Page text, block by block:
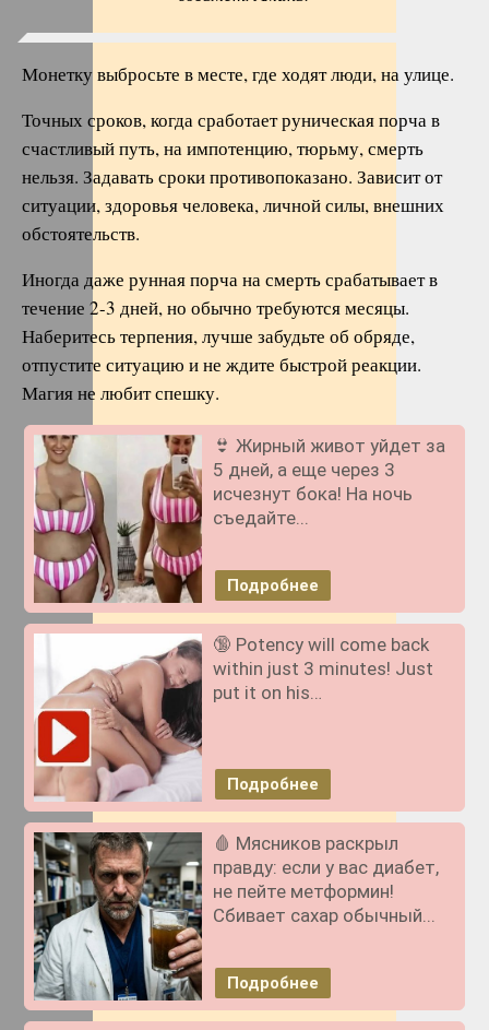
Монетку выбросьте в месте, где ходят люди, на улице.
Точных сроков, когда сработает руническая порча в
счастливый путь, на импотенцию, тюрьму, смерть
нельзя. Задавать сроки противопоказано. Зависит от
ситуации, здоровья человека, личной силы, внешних
обстоятельств.
Иногда даже рунная порча на смерть срабатывает в
течение 2-3 дней, но обычно требуются месяцы.
Наберитесь терпения, лучше забудьте об обряде,
отпустите ситуацию и не ждите быстрой реакции.
Магия не любит спешку.
👙 Жирный живот уйдет за
5 дней, а еще через 3
исчезнут бока! На ночь
съедайте...
Подробнее
🔞 Potency will come back
within just 3 minutes! Just
put it on his…
Подробнее
🩸 Мясников раскрыл
правду: если у вас диабет,
не пейте метформин!
Сбивает сахар обычный...
Подробнее